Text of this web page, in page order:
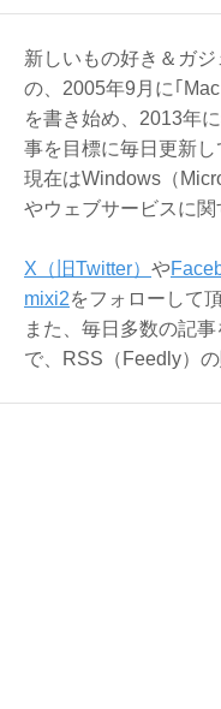
新しいもの好き＆ガ
の、2005年9月に｢
を書き始め、2013年
事を目標に毎日更新し
現在はWindows（
やウェブサービスに関
X（旧Twitter） や
mixi2をフォローして
また、毎日多数の記
で、RSS（Feedly）